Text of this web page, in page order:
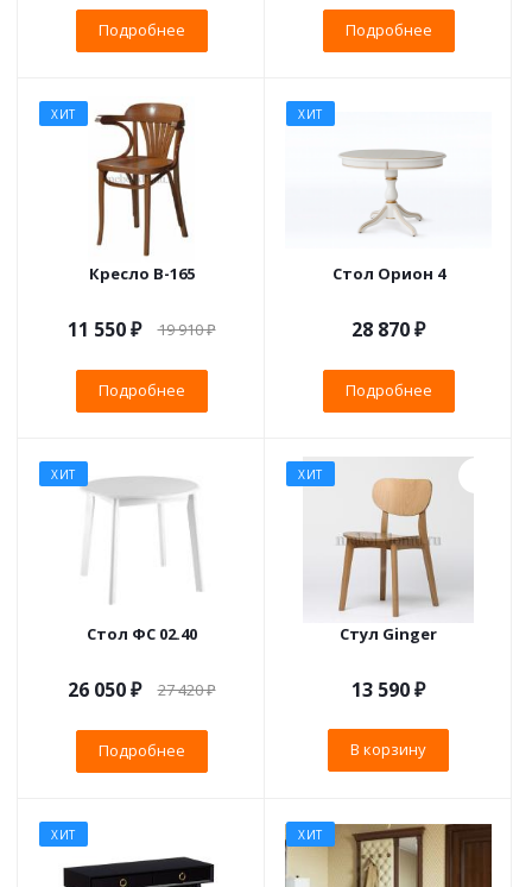
Подробнее Подробнее
ХИТ
Кресло B-165
11 550 ₽ 19 910 ₽
Подробнее
ХИТ
Стол Орион 4
28 870 ₽
Подробнее
ХИТ
Стол ФС 02.40
26 050 ₽ 27 420 ₽
Подробнее
ХИТ
Стул Ginger
13 590₽
В корзину
ХИТ ХИТ